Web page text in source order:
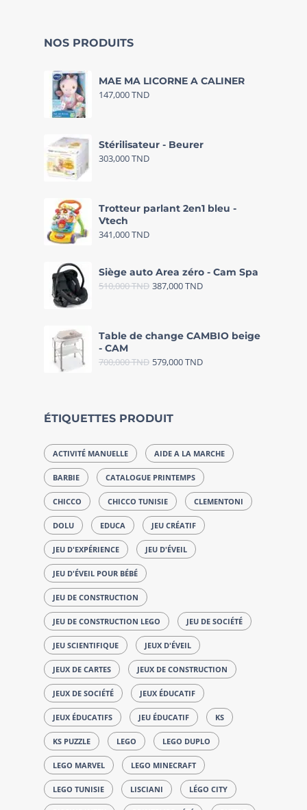
NOS PRODUITS
MAE MA LICORNE A CALINER
147,000TND
Stérilisateur - Beurer
303,000TND
Trotteur parlant 2en1 bleu -
Vtech
341,000TND
Siège auto Area zéro - Cam Spa
510,000TND 387,000TND
Table de change CAMBIO beige
- CAM
700,000TND 579,000TND
ÉTIQUETTES PRODUIT
ACTIVITÉ MANUELLE AIDE A LA MARCHE
BARBIE CATALOGUE PRINTEMPS
CHICCO CHICCO TUNISIE CLEMENTONI
DOLU EDUCA JEU CRÉATIF
JEU D'EXPÉRIENCE JEU D'ÉVEIL
JEU D'ÉVEIL POUR BÉBÉ
JEU DE CONSTRUCTION
JEU DE CONSTRUCTION LEGO JEU DE SOCIÉTÉ
JEU SCIENTIFIQUE JEUX D'ÉVEIL
JEUX DE CARTES JEUX DE CONSTRUCTION
JEUX DE SOCIÉTÉ JEUX ÉDUCATIF
JEUX ÉDUCATIFS JEU ÉDUCATIF KS
KS PUZZLE LEGO LEGO DUPLO
LEGO MARVEL LEGO MINECRAFT
LEGO TUNISIE LISCIANI LÉGO CITY